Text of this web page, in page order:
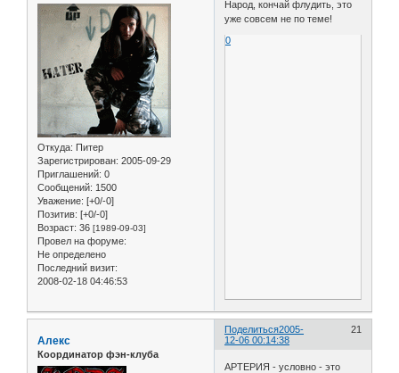
Откуда: Питер
Зарегистрирован: 2005-09-29
Приглашений: 0
Сообщений: 1500
Уважение: [+0/-0]
Позитив: [+0/-0]
Возраст: 36 [1989-09-03]
Провел на форуме:
Не определено
Последний визит:
2008-02-18 04:46:53
Народ, кончай флудить, это
уже совсем не по теме!
0
Поделиться 21
2005-
12-06 00:14:38
Алекс
Координатор фэн-клуба
АРТЕРИЯ - условно - это